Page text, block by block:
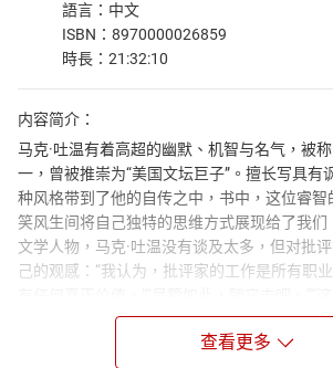
語言：中文
ISBN：8970000026859
時長：21:32:10
内容简介：
马克·吐温有着高超的幽默、机智与名气，被
一，曾被推崇为“美国文坛巨子”。擅长写具有
种风格带到了他的自传之中，书中，这位睿智
笑风生间将自己独特的思维方式展现给了我们
文学人物，马克·吐温没有谈及太多，但对批
己的观感：“我认为，批评家的工作是所有职
必须要有批评家、传教士、国会议员和滑稽演
些负担。”同时，这本自传也不乏马克·吐温对
查看更多